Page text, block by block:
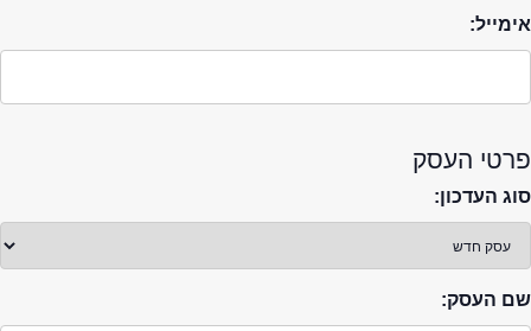
אימייל:
פרטי העסק
סוג העדכון:
שם העסק: